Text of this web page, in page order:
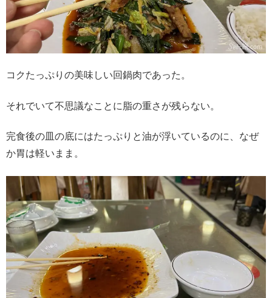
コクたっぷりの美味しい回鍋肉であった。
それでいて不思議なことに脂の重さが残らない。
完食後の皿の底にはたっぷりと油が浮いているのに、なぜ
か胃は軽いまま。